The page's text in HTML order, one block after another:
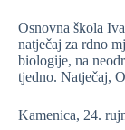
Osnovna škola
natječaj za rdno
biologije, na
tjedno. Natječaj,
Kamenica, 24.